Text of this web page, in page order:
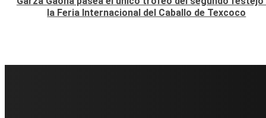
la Feria Internacional del Caballo de Texcoco